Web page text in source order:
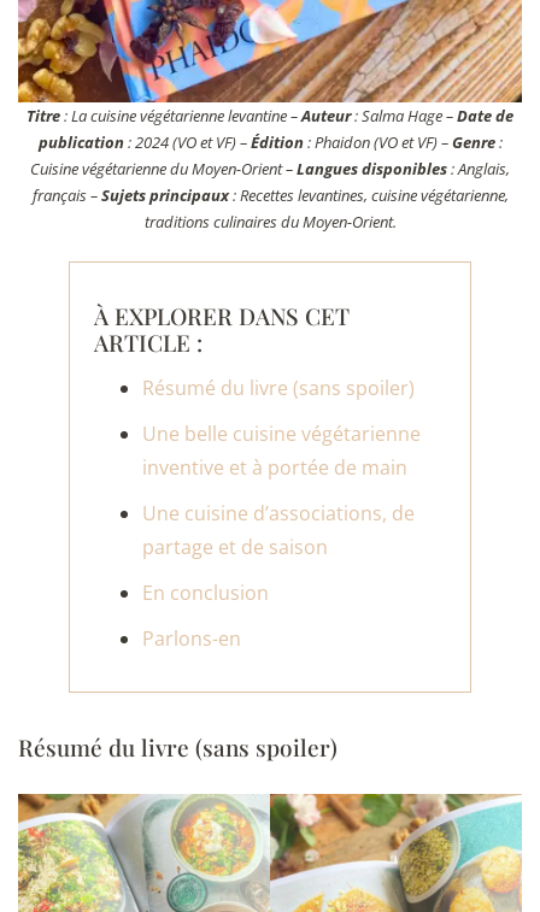
Titre: La cuisine végétarienne levantine –Auteur: Salma Hage –Date de
publication: 2024 (VO et VF) –Édition: Phaidon (VO et VF) –Genre:
Cuisine végétarienne du Moyen-Orient –Langues disponibles: Anglais,
français –Sujets principaux: Recettes levantines, cuisine végétarienne,
traditions culinaires du Moyen-Orient.
À EXPLORER DANS CET
ARTICLE :
Résumé du livre (sans spoiler)
Une belle cuisine végétarienne
inventive et à portée de main
Une cuisine d’associations, de
partage et de saison
En conclusion
Parlons-en
Résumé du livre (sans spoiler)